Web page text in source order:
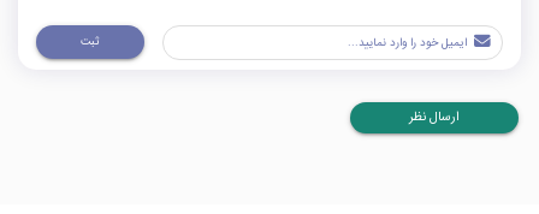
ثبت
ارسال نظر